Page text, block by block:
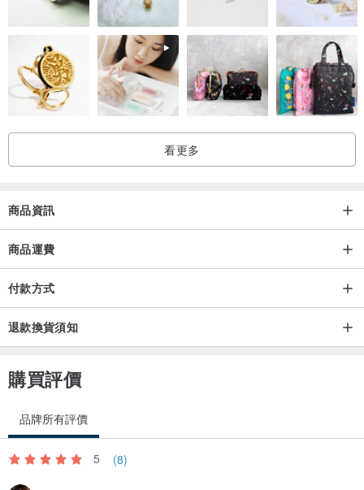
看更多
商品資訊
商品運費
付款方式
退款換貨須知
購買評價
品牌所有評價
5 (8)